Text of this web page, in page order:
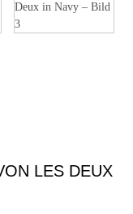
LES DEUX